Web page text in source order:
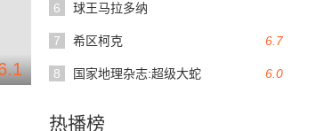
6 球王马拉多纳
6.7
7 希区柯克
6.0
8 国家地理杂志:超级大蛇
热播榜